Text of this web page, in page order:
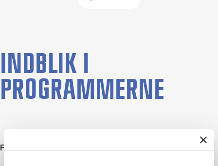
INDBLIK I
PROGRAMMERNE
Filtrer på emne